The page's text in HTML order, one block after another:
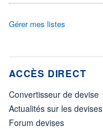
Gérer mes listes
ACCÈS DIRECT
Convertisseur de devise
Actualités sur les devises
Forum devises